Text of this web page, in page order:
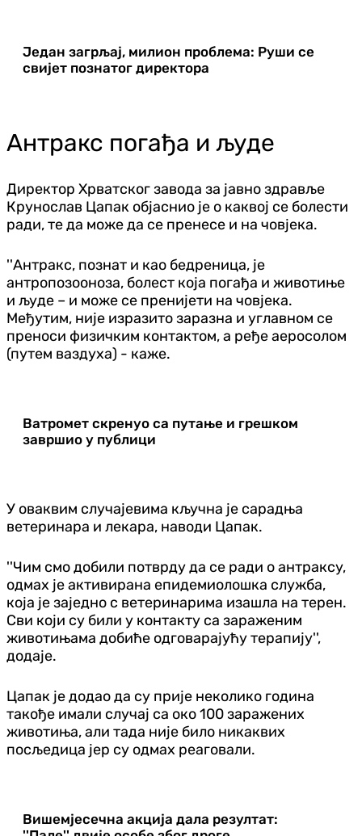
Један загрљај, милион проблема: Руши се
свијет познатог директора
Антракс погађа и људе
Директор Хрватског завода за јавно здравље
Крунослав Цапак објаснио је о каквој се болести
ради, те да може да се пренесе и на човјека.
''Антракс, познат и као бедреница, је
антропозооноза, болест која погађа и животиње
и људе – и може се пренијети на човјека.
Међутим, није изразито заразна и углавном се
преноси физичким контактом, а ређе аеросолом
(путем ваздуха) - каже.
Ватромет скренуо са путање и грешком
завршио у публици
У оваквим случајевима кључна је сарадња
ветеринара и лекара, наводи Цапак.
''Чим смо добили потврду да се ради о антраксу,
одмах је активирана епидемиолошка служба,
која је заједно с ветеринарима изашла на терен.
Сви који су били у контакту са зараженим
животињама добиће одговарајућу терапију'',
додаје.
Цапак је додао да су прије неколико година
такође имали случај са око 100 заражених
животиња, али тада није било никаквих
посљедица јер су одмах реаговали.
Вишемјесечна акција дала резултат: